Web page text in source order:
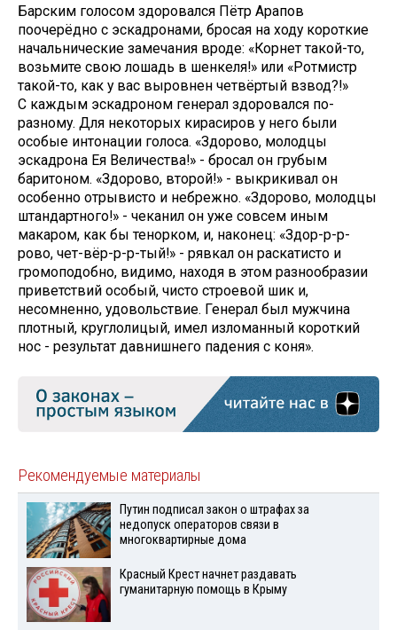
Барским голосом здоровался Пётр Арапов
поочерёдно с эскадронами, бросая на ходу короткие
начальнические замечания вроде: «Корнет такой-то,
возьмите свою лошадь в шенкеля!» или «Ротмистр
такой-то, как у вас выровнен четвёртый взвод?!»
С каждым эскадроном генерал здоровался по-
разному. Для некоторых кирасиров у него были
особые интонации голоса. «Здорово, молодцы
эскадрона Ея Величества!» - бросал он грубым
баритоном. «Здорово, второй!» - выкрикивал он
особенно отрывисто и небрежно. «Здорово, молодцы
штандартного!» - чеканил он уже совсем иным
макаром, как бы тенорком, и, наконец: «Здор-р-р-
рово, чет-вёр-р-р-тый!» - рявкал он раскатисто и
громоподобно, видимо, находя в этом разнообразии
приветствий особый, чисто строевой шик и,
несомненно, удовольствие. Генерал был мужчина
плотный, круглолицый, имел изломанный короткий
нос - результат давнишнего падения с коня».
Рекомендуемые материалы
Путин подписал закон о штрафах за
недопуск операторов связи в
многоквартирные дома
Красный Крест начнет раздавать
гуманитарную помощь в Крыму